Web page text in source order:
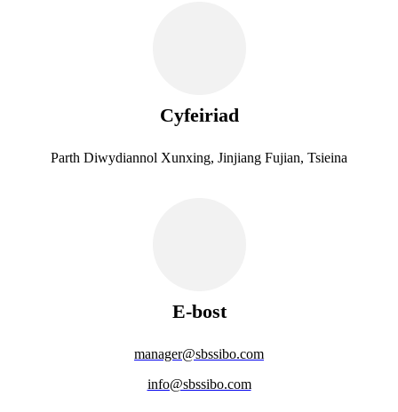
Cyfeiriad
Parth Diwydiannol Xunxing, Jinjiang Fujian, Tsieina
E-bost
manager@sbssibo.com
info@sbssibo.com